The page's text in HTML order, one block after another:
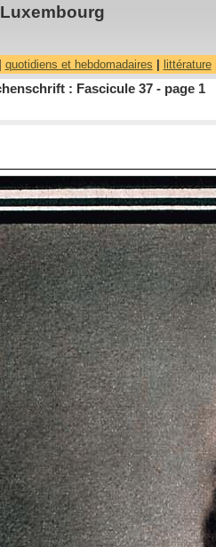
quotidiens et hebdomadaires littérature|
: Fascicule 37 - page 1